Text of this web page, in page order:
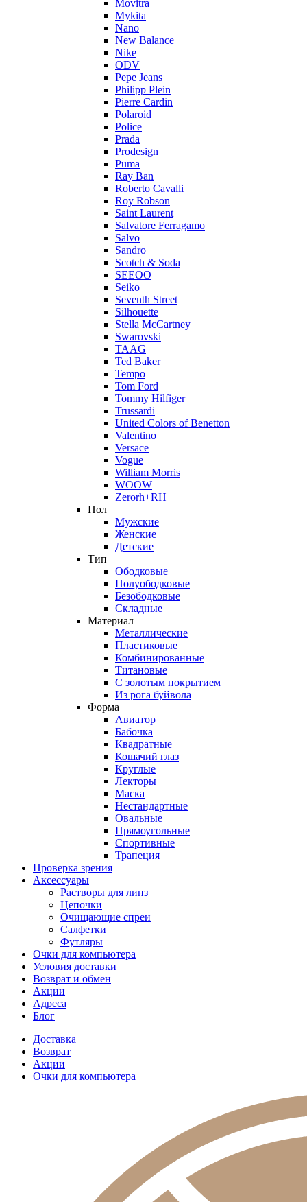
Movitra
Mykita
Nano
New Balance
Nike
ODV
Pepe Jeans
Philipp Plein
Pierre Cardin
Polaroid
Police
Prada
Prodesign
Puma
Ray Ban
Roberto Cavalli
Roy Robson
Saint Laurent
Salvatore Ferragamo
Salvo
Sandro
Scotch & Soda
SEEOO
Seiko
Seventh Street
Silhouette
Stella McCartney
Swarovski
TAAG
Ted Baker
Tempo
Tom Ford
Tommy Hilfiger
Trussardi
United Colors of Benetton
Valentino
Versace
Vogue
William Morris
WOOW
Zerorh+RH
Пол
Мужские
Женские
Детские
Тип
Ободковые
Полуободковые
Безободковые
Складные
Материал
Металлические
Пластиковые
Комбинированные
Титановые
С золотым покрытием
Из рога буйвола
Форма
Авиатор
Бабочка
Квадратные
Кошачий глаз
Круглые
Лекторы
Маска
Нестандартные
Овальные
Прямоугольные
Спортивные
Трапеция
Проверка зрения
Аксессуары
Растворы для линз
Цепочки
Очищающие спреи
Салфетки
Футляры
Очки для компьютера
Условия доставки
Возврат и обмен
Акции
Адреса
Блог
Доставка
Возврат
Акции
Очки для компьютера